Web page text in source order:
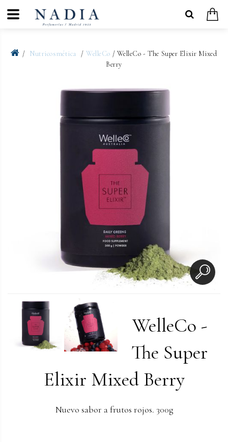
Nutricosmética WelleCo / WelleCo - The Super Elixir Mixed
Berry
WelleCo -
The Super
Elixir Mixed Berry
Nuevo sabor a frutos rojos. 300g